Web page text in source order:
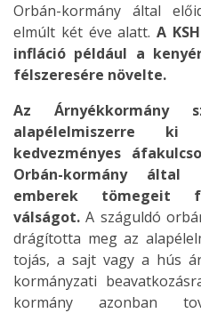
Orbán-kormány által
elmúlt két éve alatt.A
infláció például a
félszeresére növelte.
Az Árnyékkormány
alapélelmiszerre
kedvezményes
Orbán-kormány
emberek tömegeit
válságot. A száguldó
drágította meg az
tojás, a sajt vagy a hús
kormányzati
kormány azonban